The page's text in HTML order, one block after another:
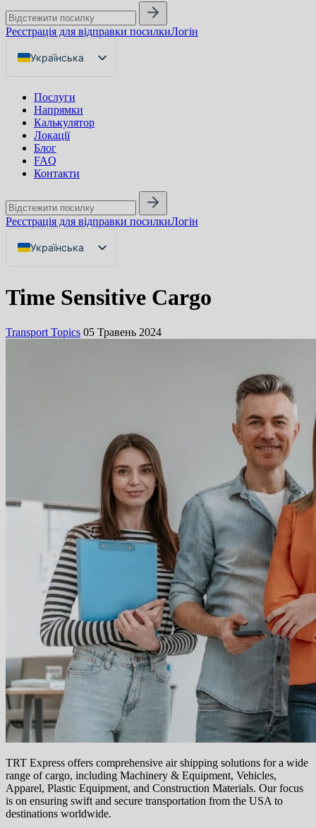
Реєстрація для відправки посилкиЛогін
Українська
Русский
Послуги
Напрямки
Калькулятор
Локації
Блог
FAQ
Контакти
Реєстрація для відправки посилкиЛогін
Українська
Русский
Time Sensitive Cargo
Transport Topics 05 Травень 2024
TRT Express offers comprehensive air shipping solutions for a wide
range of cargo, including Machinery & Equipment, Vehicles,
Apparel, Plastic Equipment, and Construction Materials. Our focus
is on ensuring swift and secure transportation from the USA to
destinations worldwide.